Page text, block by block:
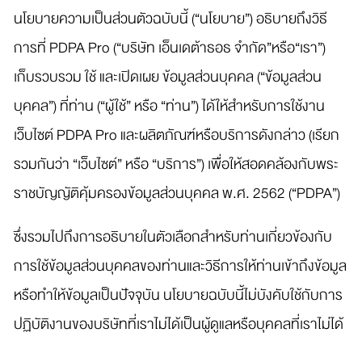
นโยบายความเป็นส่วนตัวฉบับนี้ (“นโยบาย”) อธิบายถึงวิธี
การที่ PDPA Pro (“บริษัท เอ็นเดต้าธอธ จำกัด”หรือ“เรา”)
เก็บรวบรวม ใช้ และเปิดเผย ข้อมูลส่วนบุคคล (“ข้อมูลส่วน
บุคคล”) ที่ท่าน (“ผู้ใช้” หรือ “ท่าน”) ได้ให้สำหรับการใช้งาน
เว็บไซต์ PDPA Pro และผลิตภัณฑ์หรือบริการดังกล่าว (เรียก
รวมกันว่า “เว็บไซต์” หรือ “บริการ”) เพื่อให้สอดคล้องกับพระ
ราชบัญญัติคุ้มครองข้อมูลส่วนบุคคล พ.ศ. 2562 (“PDPA”)
ซึ่งรวมไปถึงการอธิบายในตัวเลือกสำหรับท่านเกี่ยวข้องกับ
การใช้ข้อมูลส่วนบุคคลของท่านและวิธีการให้ท่านเข้าถึงข้อมูล
หรือทำให้ข้อมูลเป็นปัจจุบัน นโยบายฉบับนี้ไม่บังคับใช้กับการ
ปฏิบัติงานของบริษัทที่เราไม่ได้เป็นผู้ดูแลหรือบุคคลที่เราไม่ได้